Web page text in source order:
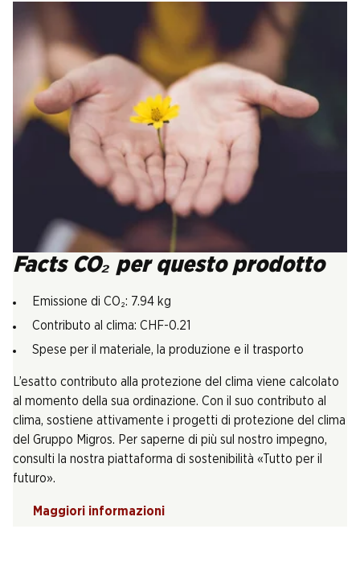
Facts CO₂ per questo prodotto
Emissione di CO₂: 7.94 kg
Contributo al clima: CHF-0.21
Spese per il materiale, la produzione e il trasporto
L’esatto contributo alla protezione del clima viene calcolato
al momento della sua ordinazione. Con il suo contributo al
clima, sostiene attivamente i progetti di protezione del clima
del Gruppo Migros. Per saperne di più sul nostro impegno,
consulti la nostra piattaforma di sostenibilità «Tutto per il
futuro».
Maggiori informazioni